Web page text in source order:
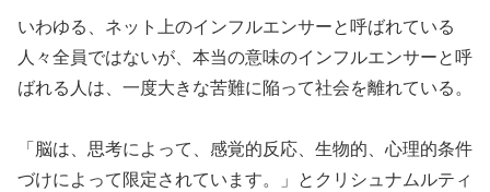
いわゆる、ネット上のインフルエンサーと呼ばれている
人々全員ではないが、本当の意味のインフルエンサーと呼
ばれる人は、一度大きな苦難に陥って社会を離れている。
「脳は、思考によって、感覚的反応、生物的、心理的条件
づけによって限定されています。」とクリシュナムルティ